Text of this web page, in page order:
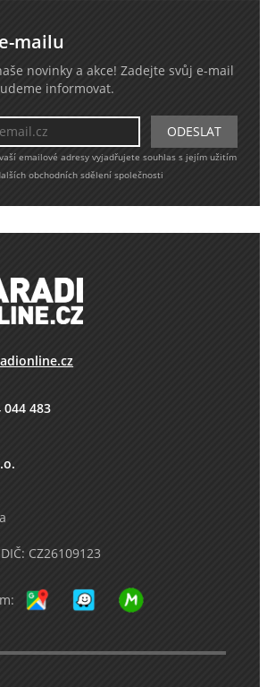
mailu
novinky a akce! Zadejte svůj e-mail
informovat.
emailové adresy vyjadřujete souhlas s jejím užitím
obchodních sdělení společnosti
044 483
CZ26109123